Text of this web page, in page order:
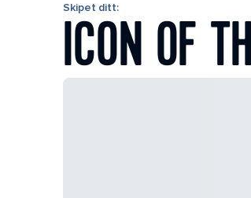
Skipet ditt:
ICON OF